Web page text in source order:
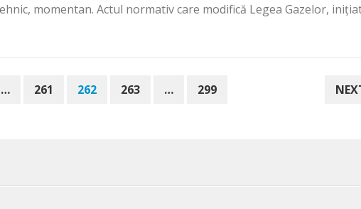
momentan. Actul normativ care modifică Legea Gazelor,
… 261 262 263 … 299